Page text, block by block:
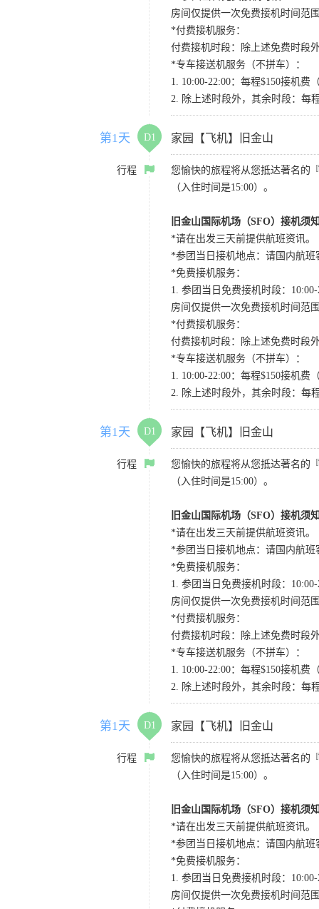
房间仅提供一次免费接机时间范
*付费接机服务：
付费接机时段：除上述免费时段
*专车接送机服务（不拼车）：
1. 10:00-22:00：每程$150接机
2. 除上述时段外，其余时段：每
第1天 D1 家园【飞机】旧金山
行程
您愉快的旅程将从您抵达著名的
（入住时间是15:00）。
旧金山国际机场（SFO）接机须
*请在出发三天前提供航班资讯。
*参团当日接机地点：请国内航班
*免费接机服务：
1. 参团当日免费接机时段：
房间仅提供一次免费接机时间范
*付费接机服务：
付费接机时段：除上述免费时段
*专车接送机服务（不拼车）：
1. 10:00-22:00：每程$150接机
2. 除上述时段外，其余时段：每
第1天 D1 家园【飞机】旧金山
行程
您愉快的旅程将从您抵达著名的
（入住时间是15:00）。
旧金山国际机场（SFO）接机须
*请在出发三天前提供航班资讯。
*参团当日接机地点：请国内航班
*免费接机服务：
1. 参团当日免费接机时段：
房间仅提供一次免费接机时间范
*付费接机服务：
付费接机时段：除上述免费时段
*专车接送机服务（不拼车）：
1. 10:00-22:00：每程$150接机
2. 除上述时段外，其余时段：每
第1天 D1 家园【飞机】旧金山
行程
您愉快的旅程将从您抵达著名的
（入住时间是15:00）。
旧金山国际机场（SFO）接机须
*请在出发三天前提供航班资讯。
*参团当日接机地点：请国内航班
*免费接机服务：
1. 参团当日免费接机时段：
房间仅提供一次免费接机时间范